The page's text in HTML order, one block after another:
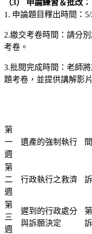
（3） 申論練習＆批改：
1. 申論題目釋出時間：
2.繳交考卷時間：請分
考卷。
3.批閱完成時間：老師將
題考卷，並提供講解影
第
一
週
遺產的強制執行
第
二
週
行政執行之救濟
第
三
週
遲到的行政處分
與訴願決定